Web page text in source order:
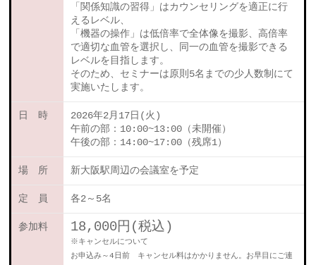
「関係知識の習得」はカウンセリングを適正に行
えるレベル、
「機器の操作」は低倍率で全体像を撮影、高倍率
で適切な血管を選択し、同一の血管を撮影できる
レベルを目指します。
そのため、セミナーは原則5名までの少人数制にて
実施いたします。
日 時
2026年2月17日(火)
午前の部：10:00~13:00（未開催）
午後の部：14:00~17:00（残席1）
場 所 新大阪駅周辺の会議室を予定
定 員 各2～5名
参加料 18,000円(税込)
※キャンセルについて
お申込み～4日前 キャンセル料はかかりません。お早目にご連